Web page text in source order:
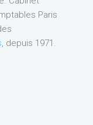
Paris
, depuis 1971.